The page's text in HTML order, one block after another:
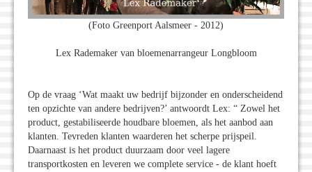
(Foto Greenport Aalsmeer - 2012)
Lex Rademaker van bloemenarrangeur Longbloom
Op de vraag ‘Wat maakt uw bedrijf bijzonder en onderscheidend
ten opzichte van andere bedrijven?’ antwoordt Lex: “ Zowel het
product, gestabiliseerde houdbare bloemen, als het aanbod aan
klanten. Tevreden klanten waarderen het scherpe prijspeil.
Daarnaast is het product duurzaam door veel lagere
transportkosten en leveren we complete service - de klant hoeft